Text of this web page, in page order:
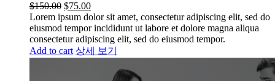
$150.00 $75.00
Lorem ipsum dolor sit amet, consectetur adipiscing elit, sed do
eiusmod tempor incididunt ut labore et dolore magna aliqua
consectetur adipiscing elit, sed do eiusmod tempor.
Add to cart 상세 보기